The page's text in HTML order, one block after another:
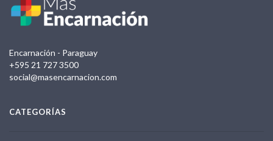
Encarnación - Paraguay
+595 21 727 3500
social@masencarnacion.com
CATEGORÍAS